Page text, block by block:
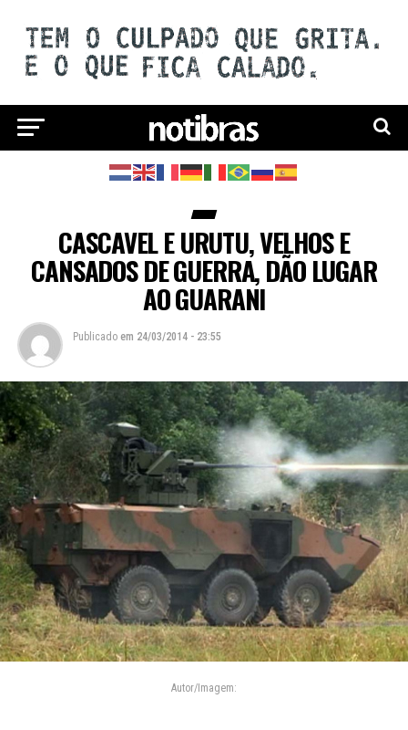
CASCAVEL E URUTU, VELHOS E
CANSADOS DE GUERRA, DÃO LUGAR
AO GUARANI
Publicado em 24/03/2014 - 23:55
Autor/Imagem: